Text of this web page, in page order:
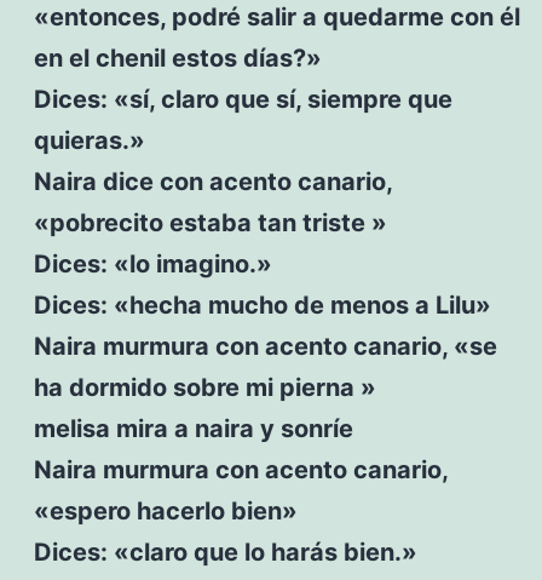
«entonces, podré salir a quedarme con él
en el chenil estos días?»
Dices: «sí, claro que sí, siempre que
quieras.»
Naira dice con acento canario,
«pobrecito estaba tan triste »
Dices: «lo imagino.»
Dices: «hecha mucho de menos a Lilu»
Naira murmura con acento canario, «se
ha dormido sobre mi pierna »
melisa mira a naira y sonríe
Naira murmura con acento canario,
«espero hacerlo bien»
Dices: «claro que lo harás bien.»